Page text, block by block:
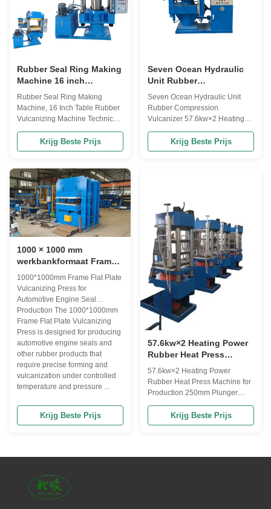
Rubber Seal Ring Making
Machine 16 inch
tafelrubber
vulcaniserende machine
Rubber Seal Ring Making
Machine, 16 Inch Table Rubber
Vulcanizing Machine Technical
parameter: Model XLB-D/Q
400*400*2 XLB-D/Q 600*600*2
XLB-D/Q 600*600*2 XLB-D/Q
750*850*2 ltem (mn)Nominal
clamp mould force 0.5 1.0 1.6
1.6 1.6 (mm)Specification of hot
plate 400*400 600*600 600...
Krijg Beste Prijs
Seven Ocean Hydraulic
Unit Rubber
Compression Vulcanizer
57.6kw×2 Heating Power
for Within Budget
Seven Ocean Hydraulic Unit
Rubber Compression
Vulcanizer 57.6kw×2 Heating
Power for Within Budget Product
Description The Rubber
Vulcanizing Press Machine is a
57.6kw×2, this hydraulic press ...
Krijg Beste Prijs
1000 × 1000 mm
werkbankformaat Frame
Flat Plate Vulcanising
Press met PLC-besturing
en temperatuurbereik van
0-300 °C voor de
productie van
motorzegels voor
automobiel
1000*1000mm Frame Flat Plate
Vulcanizing Press for
Automotive Engine Seal
Production The 1000*1000mm
Frame Flat Plate Vulcanizing
Press is designed for producing
automotive engine seals and
other rubber products that
require precise forming and
vulcanization under controlled
temperature and pressure ...
Krijg Beste Prijs
57.6kw×2 Heating Power
Rubber Heat Press
Machine for Production
250mm Plunger Diameter
57.6kw×2 Heating Power
Rubber Heat Press Machine for
Production 250mm Plunger
The Rubber Vulcanizing Press
Machine is a high-quality and
such as rubber belts, mats, and
Krijg Beste Prijs